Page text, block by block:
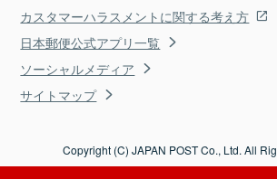
カスタマーハラスメントに関する考え方
日本郵便公式アプリ一覧
ソーシャルメディア
サイトマップ
Copyright (C) JAPAN POST Co., Ltd. All